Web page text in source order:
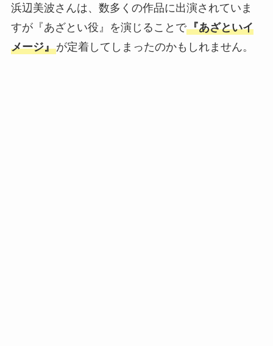
浜辺美波さんは、数多くの作品に出演されていま
すが『あざとい役』を演じることで『あざといイ
メージ』が定着してしまったのかもしれません。